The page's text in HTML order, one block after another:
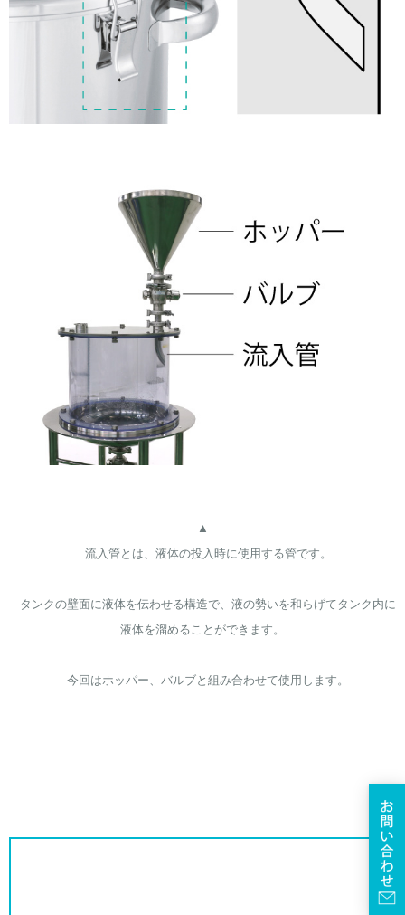
▲
    流入管とは、液体の投入時に使用する管です。
液体を溜めることができます。
    今回はホッパー、バルブと組み合わせて使用します。